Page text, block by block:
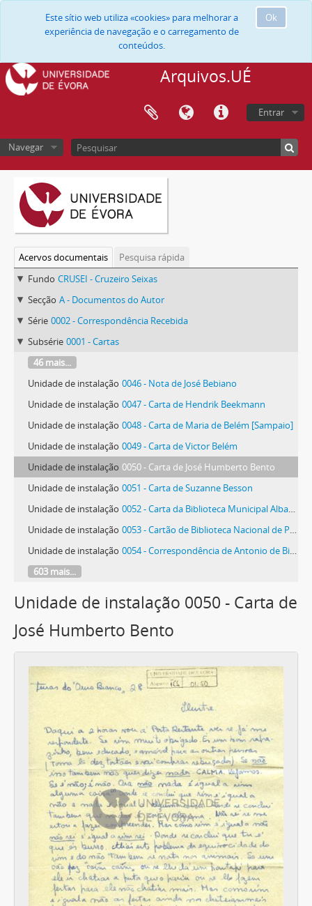
Ok
Este sítio web utiliza «cookies» para melhorar a
experiência de navegação e o carregamento de
conteúdos.
Arquivos.UÉ
Entrar
Navegar
Acervos documentais
Pesquisa rápida
Fundo CRUSEI - Cruzeiro Seixas
Secção A - Documentos do Autor
Série 0002 - Correspondência Recebida
Subsérie 0001 - Cartas
46 mais...
Unidade de instalação 0046 - Nota de José Bebiano
Unidade de instalação 0047 - Carta de Hendrik Beekmann
Unidade de instalação 0048 - Carta de Maria de Belém [Sampaio]
Unidade de instalação 0049 - Carta de Victor Belém
Unidade de instalação 0050 - Carta de José Humberto Bento
Unidade de instalação 0051 - Carta de Suzanne Besson
Unidade de instalação 0052 - Carta da Biblioteca Municipal Albano Sardoeira
Unidade de instalação 0053 - Cartão de Biblioteca Nacional de Portugal
Unidade de instalação 0054 - Correspondência de Antonio de Bianchi
603 mais...
Unidade de instalação 0050 - Carta de
José Humberto Bento